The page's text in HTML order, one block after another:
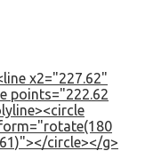
x2="227.62"
points="222.62
circle></g>